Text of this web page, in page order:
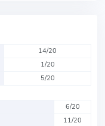
14/20
1/20
5/20
6/20
11/20